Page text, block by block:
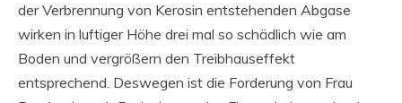
der Verbrennung von Kerosin entstehenden Abgase
wirken in luftiger Höhe drei mal so schädlich wie am
Boden und vergrößern den Treibhauseffekt
entsprechend. Deswegen ist die Forderung von Frau